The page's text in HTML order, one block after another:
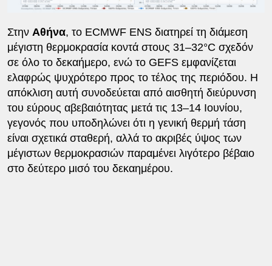
Στην Αθήνα, το ECMWF ENS διατηρεί τη διάμεση
μέγιστη θερμοκρασία κοντά στους 31–32°C σχεδόν
σε όλο το δεκαήμερο, ενώ το GEFS εμφανίζεται
ελαφρώς ψυχρότερο προς το τέλος της περιόδου. Η
απόκλιση αυτή συνοδεύεται από αισθητή διεύρυνση
του εύρους αβεβαιότητας μετά τις 13–14 Ιουνίου,
γεγονός που υποδηλώνει ότι η γενική θερμή τάση
είναι σχετικά σταθερή, αλλά το ακριβές ύψος των
μέγιστων θερμοκρασιών παραμένει λιγότερο βέβαιο
στο δεύτερο μισό του δεκαημέρου.